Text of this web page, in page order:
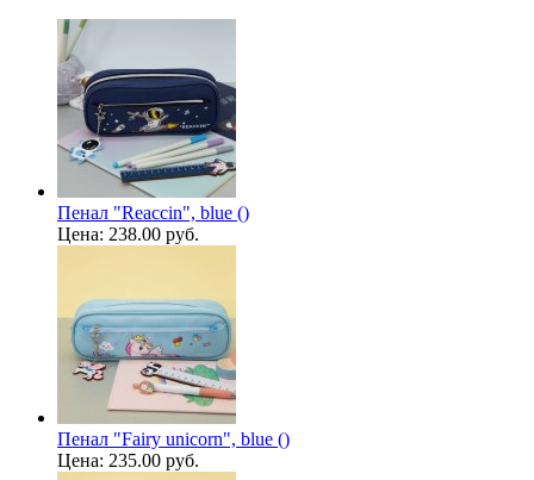
Пенал "Reaccin", blue ()
Цена: 238.00 руб.
Пенал "Fairy unicorn", blue ()
Цена: 235.00 руб.